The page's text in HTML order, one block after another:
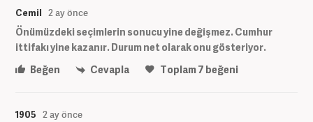
Cemil 2 ay önce
Önümüzdeki seçimlerin sonucu yine değişmez. Cumhur
ittifakı yine kazanır. Durum net olarak onu gösteriyor.
Beğen
Cevapla Toplam7 beğeni
1905 2 ay önce